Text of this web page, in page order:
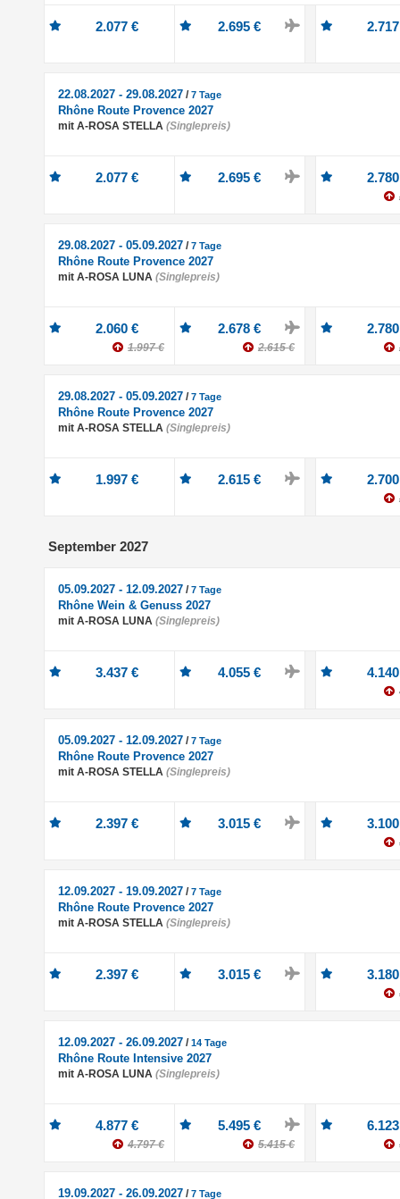
2.077 € 2.695 €
22.08.2027 - 29.08.2027 /7 Tage
Rhône Route Provence 2027
mit A-ROSA STELLA (Singlepreis)
2.077 € 2.695 €
29.08.2027 - 05.09.2027 /7 Tage
Rhône Route Provence 2027
mit A-ROSA LUNA (Singlepreis)
2.060 €
1.997 €
2.678 €
2.615 €
29.08.2027 - 05.09.2027 /7 Tage
Rhône Route Provence 2027
mit A-ROSA STELLA (Singlepreis)
1.997 € 2.615 €
September 2027
05.09.2027 - 12.09.2027 /7 Tage
Rhône Wein & Genuss 2027
mit A-ROSA LUNA (Singlepreis)
3.437 € 4.055 €
05.09.2027 - 12.09.2027 /7 Tage
Rhône Route Provence 2027
mit A-ROSA STELLA (Singlepreis)
2.397 € 3.015 €
12.09.2027 - 19.09.2027 /7 Tage
Rhône Route Provence 2027
mit A-ROSA STELLA (Singlepreis)
2.397 € 3.015 €
12.09.2027 - 26.09.2027 /14 Tage
Rhône Route Intensive 2027
mit A-ROSA LUNA (Singlepreis)
4.877 €
4.797 €
5.495 €
5.415 €
19.09.2027 - 26.09.2027 /7 Tage